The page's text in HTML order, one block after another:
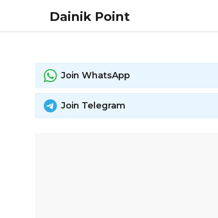
Dainik Point
Join WhatsApp
Join Telegram